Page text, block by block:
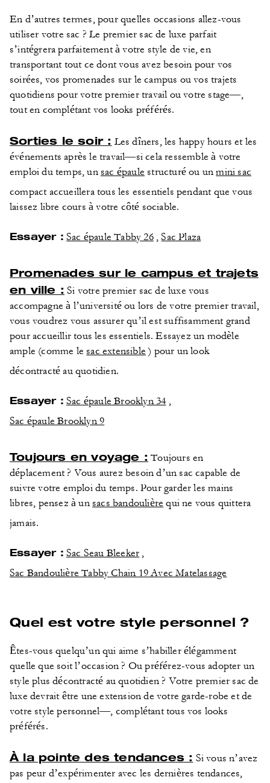
En d’autres termes, pour quelles occasions allez-vous
utiliser votre sac ? Le premier sac de luxe parfait
s’intégrera parfaitement à votre style de vie, en
transportant tout ce dont vous avez besoin pour vos
soirées, vos promenades sur le campus ou vos trajets
quotidiens pour votre premier travail ou votre stage—,
tout en complétant vos looks préférés.
Sorties le soir : Les dîners, les happy hours et les
événements après le travail—si cela ressemble à votre
emploi du temps, un sac épaule structuré ou unmini sac
compact accueillera tous les essentiels pendant que vous
laissez libre cours à votre côté sociable.
Essayer : Sac épaule Tabby 26,Sac Plaza
Promenades sur le campus et trajets
en ville : Si votre premier sac de luxe vous
accompagne à l’université ou lors de votre premier travail,
vous voudrez vous assurer qu’il est suffisamment grand
pour accueillir tous les essentiels. Essayez un modèle
ample (comme le sac extensible ) pour un look
décontracté au quotidien.
Essayer : Sac épaule Brooklyn 34,
Sac épaule Brooklyn 9
Toujours en voyage : Toujours en
déplacement ? Vous aurez besoin d’un sac capable de
suivre votre emploi du temps. Pour garder les mains
libres, pensez à un sacs bandoulière qui ne vous quittera
jamais.
Essayer : Sac Seau Bleeker ,
Sac Bandoulière Tabby Chain 19 Avec Matelassage
Quel est votre style personnel ?
Êtes-vous quelqu’un qui aime s’habiller élégamment
quelle que soit l’occasion ? Ou préférez-vous adopter un
style plus décontracté au quotidien ? Votre premier sac de
luxe devrait être une extension de votre garde-robe et de
votre style personnel—, complétant tous vos looks
préférés.
À la pointe des tendances : Si vous n’avez
pas peur d’expérimenter avec les dernières tendances,